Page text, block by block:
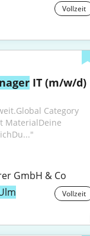
Vollzeit
IT (m/w/d)
MaterialDeine
GmbH & Co
Vollzeit